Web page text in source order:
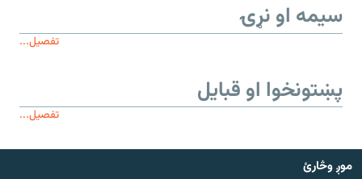
سیمه او نړۍ
تفصیل...
پښتونخوا او قبایل
تفصیل...
موږ وڅارئ